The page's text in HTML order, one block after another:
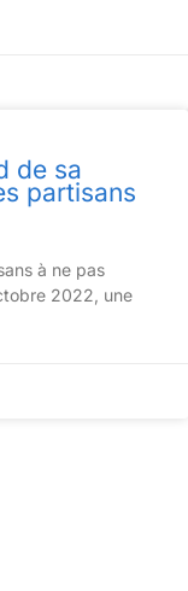
de sa
partisans
à ne pas
2022, une